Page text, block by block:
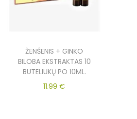
ŽENŠENIS + GINKO
BILOBA EKSTRAKTAS 10
BUTELIUKŲ PO 10ML.
11.99€